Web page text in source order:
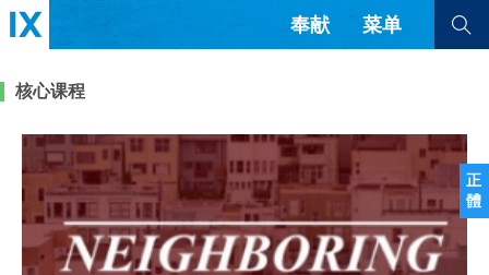
正
體
奉献 菜单
文章 书评 访谈 问答
来信
查看全部
查看全部
隐私条款 其他的模式
核心课程